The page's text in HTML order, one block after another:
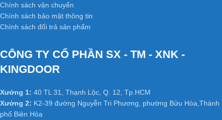
Chính sách vận chuyển
Chính sách bảo mật thông tin
Chính sách đổi trả sản phẩm
CÔNG TY CỔ PHẦN SX - TM - XNK -
KINGDOOR
Xưởng 1: 40 TL 31, Thạnh Lộc, Q. 12, Tp.HCM
Xưởng 2: K2-39 đường Nguyễn Tri Phương, phường Bửu Hòa,Thành
phố Biên Hòa